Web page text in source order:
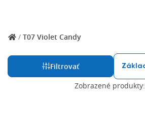
/ T07 Violet Candy
Filtrovať
Zobrazené produkty: